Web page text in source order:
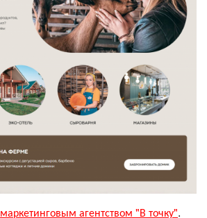
маркетинговым агентством "В точку".